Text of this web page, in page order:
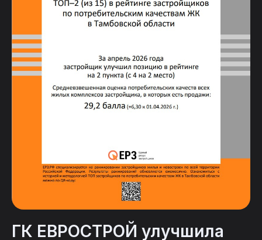
ГК ЕВРОСТРОЙ улучшила